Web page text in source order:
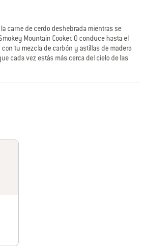
carne de cerdo deshebrada mientras se
Mountain Cooker. O conduce hasta el
tu mezcla de carbón y astillas de madera
cada vez estás más cerca del cielo de las